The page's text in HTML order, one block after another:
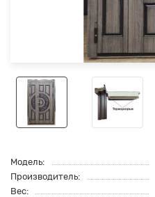
Модель:
Производитель:
Вес: